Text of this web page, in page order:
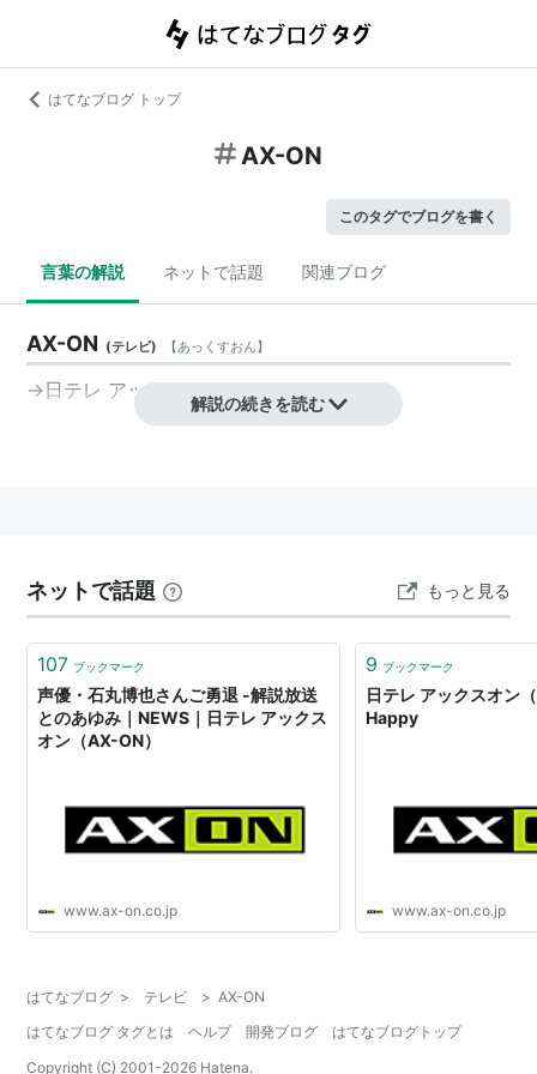
はてなブログ トップ
AX-ON
このタグでブログを書く
言葉の解説 ネットで話題 関連ブログ
AX-ON (テレビ) 【あっくすおん】
→日テレ アックスオン
解説の続きを読む
ネットで話題 もっと見る
107 ブックマーク
声優・石丸博也さんご勇退 -解説放送
とのあゆみ｜NEWS｜日テレ アックス
オン（AX-ON）
www.ax-on.co.jp
9 ブックマーク
日テレ アックスオン
Happy
www.ax-on.co.jp
はてなブログ > テレビ > AX-ON
はてなブログ タグとは
ヘルプ 開発ブログ
はてなブログトップ
Copyright (C) 2001-2026 Hatena.